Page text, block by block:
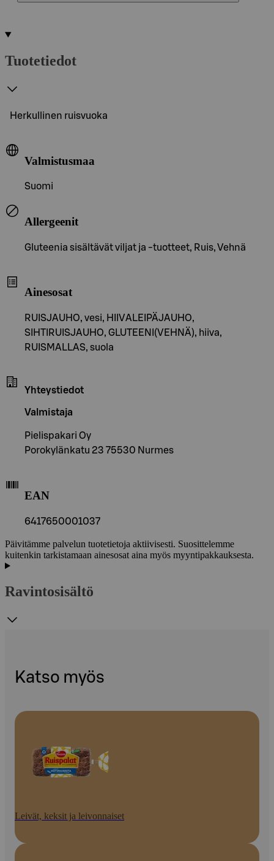
Tuotetiedot
Herkullinen ruisvuoka
Valmistusmaa
Suomi
Allergeenit
Gluteenia sisältävät viljat ja -tuotteet, Ruis, Vehnä
Ainesosat
RUISJAUHO, vesi, HIIVALEIPÄJAUHO,
SIHTIRUISJAUHO, GLUTEENI(VEHNÄ), hiiva,
RUISMALLAS, suola
Yhteystiedot
Valmistaja
Pielispakari Oy
Porokylänkatu 23 75530 Nurmes
EAN
6417650001037
Päivitämme palvelun tuotetietoja aktiivisesti. Suosittelemme
kuitenkin tarkistamaan ainesosat aina myös myyntipakkauksesta.
Ravintosisältö
Katso myös
Leivät, keksit ja leivonnaiset